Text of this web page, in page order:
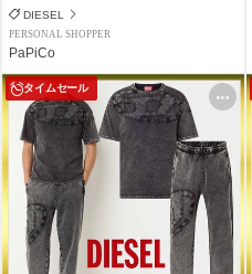
DIESEL
PERSONAL SHOPPER
PaPiCo
タイムセール